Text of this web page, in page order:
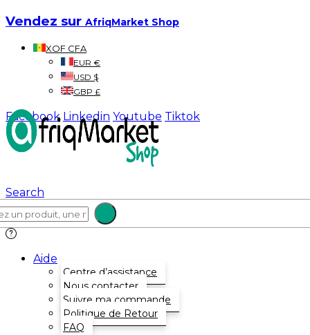
Vendez sur AfriqMarket Shop
XOF CFA
EUR €
USD $
GBP £
Facebook Linkedin Youtube Tiktok
Search
Aide
Centre d’assistance
Nous contacter
Suivre ma commande
Politique de Retour
FAQ